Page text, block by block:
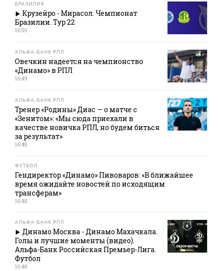
БРАЗИЛИЯ
Крузейро - Мирасол. Чемпионат
Бразилии. Тур 22
16:50
АЛЬФА-БАНК РПЛ
Овечкин надеется на чемпионство
«Динамо» в РПЛ
16:49
АЛЬФА-БАНК РПЛ
Тренер «Родины» Диас — о матче с
«Зенитом»: «Мы сюда приехали в
качестве новичка РПЛ, но будем биться
за результат»
16:48
ФУТБОЛ
Гендиректор «Динамо» Пивоваров: «В ближайшее
время ожидайте новостей по исходящим
трансферам»
16:48
АЛЬФА-БАНК РПЛ
Динамо Москва - Динамо Махачкала.
Голы и лучшие моменты (видео).
Альфа-Банк Российская Премьер-Лига.
Футбол
16:48